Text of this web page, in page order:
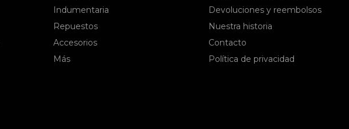
Indumentaria
Repuestos
Accesorios
Más
Devoluciones y reembolsos
Nuestra historia
Contacto
Política de privacidad